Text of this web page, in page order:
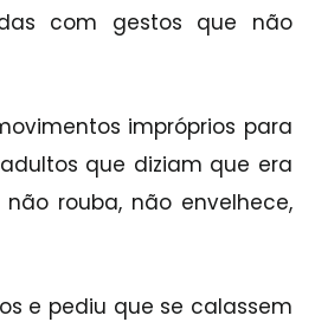
com gestos que não
impróprios para
que diziam que era
rouba, não envelhece,
e pediu que se calassem